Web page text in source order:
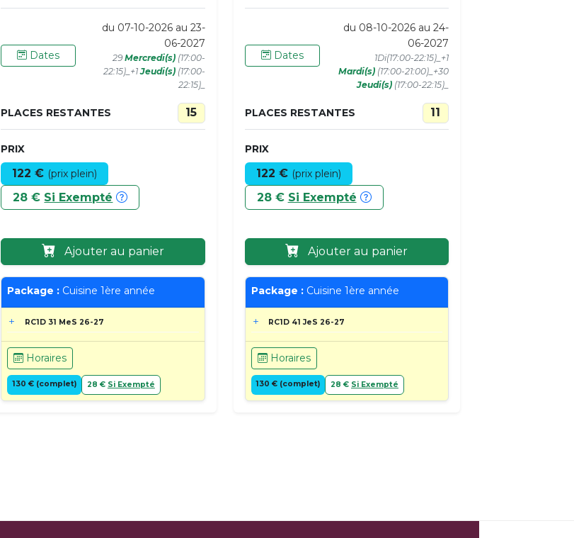
Dates
du 07-10-2026 au 23-
06-2027
29 Mercredi(s)(17:00-
22:15)_+1Jeudi(s)(17:00-
22:15)_
PLACES RESTANTES 15
PRIX
122 € (prix plein)
28 € Si Exempté
Ajouter au panier
Package : Cuisine 1ère année
RC1D 31 MeS 26-27
Horaires
130 € (complet) 28 € Si Exempté
Dates
du 08-10-2026 au 24-
06-2027
1Di(17:00-22:15)_+1
Mardi(s)(17:00-21:00)_+30
Jeudi(s)(17:00-22:15)_
PLACES RESTANTES 11
PRIX
122 € (prix plein)
28 € Si Exempté
Ajouter au panier
Package :Cuisine 1ère année
RC1D 41 JeS 26-27
Horaires
130 € (complet) 28 € Si Exempté